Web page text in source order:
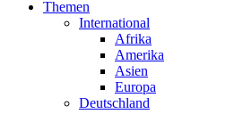
Themen
International
Afrika
Amerika
Asien
Europa
Deutschland